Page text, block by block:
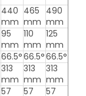
440
mm
465
mm
490
mm
95
mm
110
mm
125
mm
66.5°66.5°66.5°
313
mm
313
mm
313
mm
57
57
57